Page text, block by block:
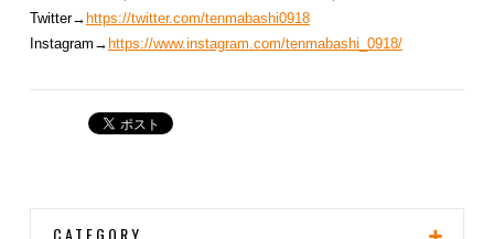
Twitter→ https://twitter.com/tenmabashi0918
Instagram→ https://www.instagram.com/tenmabashi_0918/
CATEGORY